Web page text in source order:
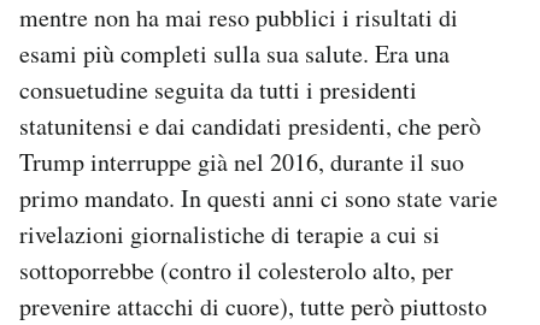
mentre non ha mai reso pubblici i risultati di
esami più completi sulla sua salute. Era una
consuetudine seguita da tutti i presidenti
statunitensi e dai candidati presidenti, che però
Trump interruppe già nel 2016, durante il suo
primo mandato. In questi anni ci sono state varie
rivelazioni giornalistiche di terapie a cui si
sottoporrebbe (contro il colesterolo alto, per
prevenire attacchi di cuore), tutte però piuttosto